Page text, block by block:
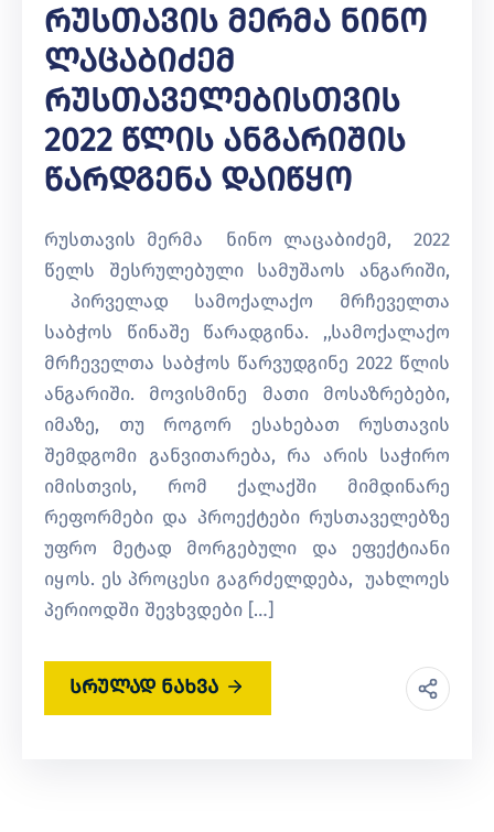
Რუსთავის Მერმა Ნინო
Ლაცაბიძემ
Რუსთაველებისთვის
2022 Წლის Ანგარიშის
Წარდგენა Დაიწყო
რუსთავის მერმა ნინო ლაცაბიძემ, 2022
წელს შესრულებული სამუშაოს ანგარიში,
პირველად სამოქალაქო მრჩეველთა
საბჭოს წინაშე წარადგინა. ,,სამოქალაქო
მრჩეველთა საბჭოს წარვუდგინე 2022 წლის
ანგარიში. მოვისმინე მათი მოსაზრებები,
იმაზე, თუ როგორ ესახებათ რუსთავის
შემდგომი განვითარება, რა არის საჭირო
იმისთვის, რომ ქალაქში მიმდინარე
რეფორმები და პროექტები რუსთაველებზე
უფრო მეტად მორგებული და ეფექტიანი
იყოს. ეს პროცესი გაგრძელდება, უახლოეს
პერიოდში შევხვდები […]
სრულად ნახვა